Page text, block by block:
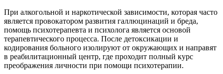
При алкогольной и наркотической зависимости, которая часто
является провокатором развития галлюцинаций и бреда,
помощь психотерапевта и психолога является основой
терапевтического процесса. После детоксикации и
кодирования больного изолируют от окружающих и направят
в реабилитационный центр, где проходит полный курс
преображения личности при помощи психотерапии.